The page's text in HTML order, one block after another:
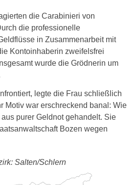
die Carabinieri von
die professionelle
in Zusammenarbeit mit
Kontoinhaberin zweifelsfrei
wurde die Grödnerin um
legte die Frau schließlich
Motiv war erschreckend banal: Wie
purer Geldnot gehandelt. Sie
Bozen wegen
Salten/Schlern